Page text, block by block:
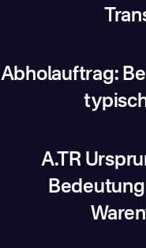
Abholauftrag:
A.TR